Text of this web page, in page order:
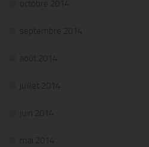
octobre 2014
septembre 2014
août 2014
juillet 2014
juin 2014
mai 2014